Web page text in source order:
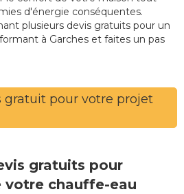
d'énergie conséquentes.
plusieurs devis gratuits pour un
à Garches et faites un pas
gratuit pour votre projet
gratuits pour
chauffe-eau